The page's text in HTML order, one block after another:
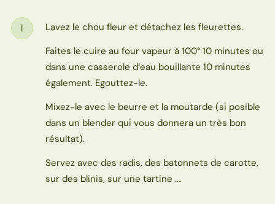
Étape
1
Lavez le chou fleur et détachez les fleurettes.
Faites le cuire au four vapeur à 100° 10 minutes ou
dans une casserole d’eau bouillante 10 minutes
également. Egouttez-le.
Mixez-le avec le beurre et la moutarde (si posible
dans un blender qui vous donnera un très bon
résultat).
Servez avec des radis, des batonnets de carotte,
sur des blinis, sur une tartine ….